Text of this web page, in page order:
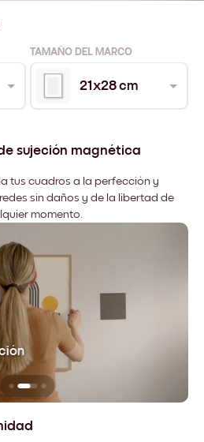
TAMAÑO DEL MARCO
21x28 cm
sujeción magnética
tus cuadros a la perfección y
sin daños y de la libertad de
momento.